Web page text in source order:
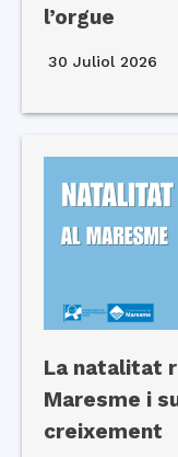
l’orgue
30 Juliol 2026
La natalitat
Maresme i
creixement